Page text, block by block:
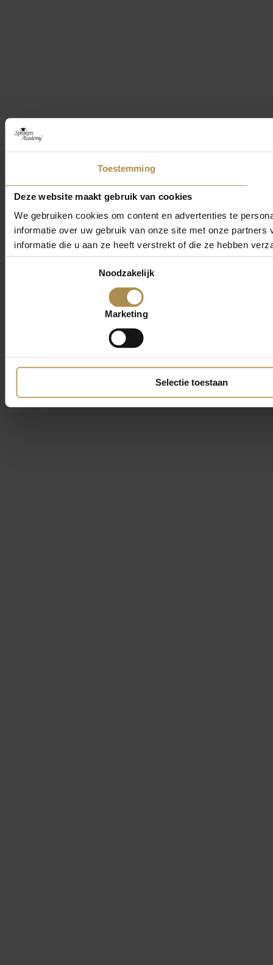
Toestemming
Deze website maakt gebruik van cookies
We gebruiken cookies om content en advertenties te
informatie over uw gebruik van onze site met onze
informatie die u aan ze heeft verstrekt of die ze hebben
Noodzakelijk
Marketing
Selectie toestaan